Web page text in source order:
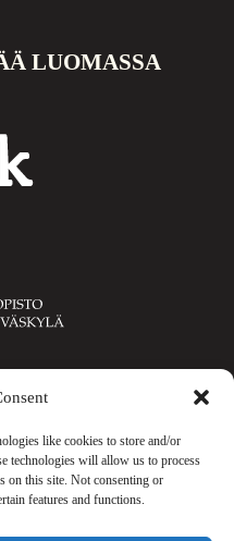
like cookies to store and/or
technologies will allow us to process
on this site. Not consenting or
features and functions.
LUOMASSA